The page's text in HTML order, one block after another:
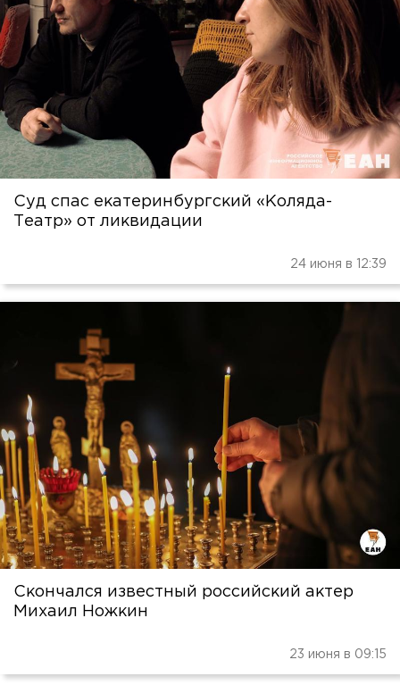
Суд спас екатеринбургский «Коляда-
Театр» от ликвидации
24 июня в 12:39
Скончался известный российский актер
Михаил Ножкин
23 июня в 09:15